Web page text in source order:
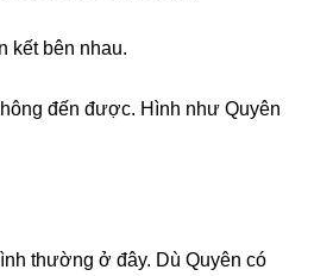
kết bên nhau.
đến được. Hình như Quyên
thườnɡ ở đây. Dù Quyên có